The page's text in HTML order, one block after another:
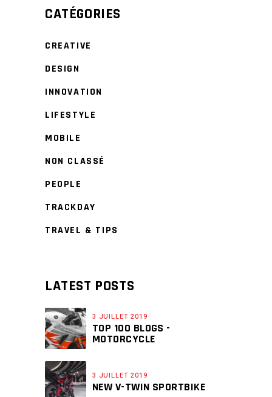
CATÉGORIES
CREATIVE
DESIGN
INNOVATION
LIFESTYLE
MOBILE
NON CLASSÉ
PEOPLE
TRACKDAY
TRAVEL & TIPS
LATEST POSTS
3 JUILLET 2019
TOP 100 BLOGS -
MOTORCYCLE
3 JUILLET 2019
NEW V-TWIN SPORTBIKE